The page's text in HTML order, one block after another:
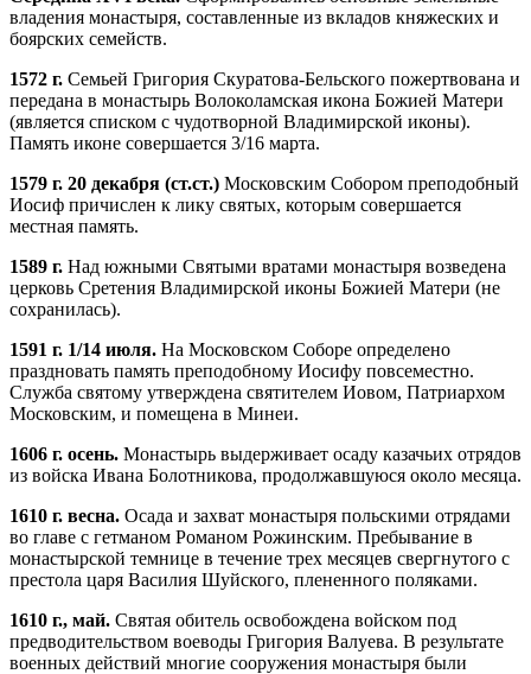
владения монастыря, составленные из вкладов княжеских и
боярских семейств.
1572 г. Семьей Григория Скуратова-Бельского пожертвована и
передана в монастырь Волоколамская икона Божией Матери
(является списком с чудотворной Владимирской иконы).
Память иконе совершается 3/16 марта.
1579 г. 20 декабря (ст.ст.) Московским Собором преподобный
Иосиф причислен к лику святых, которым совершается
местная память.
1589 г. Над южными Святыми вратами монастыря возведена
церковь Сретения Владимирской иконы Божией Матери (не
сохранилась).
1591 г. 1/14 июля. На Московском Соборе определено
праздновать память преподобному Иосифу повсеместно.
Служба святому утверждена святителем Иовом, Патриархом
Московским, и помещена в Минеи.
1606 г. осень. Монастырь выдерживает осаду казачьих отрядов
из войска Ивана Болотникова, продолжавшуюся около месяца.
1610 г. весна. Осада и захват монастыря польскими отрядами
во главе с гетманом Романом Рожинским. Пребывание в
монастырской темнице в течение трех месяцев свергнутого с
престола царя Василия Шуйского, плененного поляками.
1610 г., май. Святая обитель освобождена войском под
предводительством воеводы Григория Валуева. В результате
военных действий многие сооружения монастыря были